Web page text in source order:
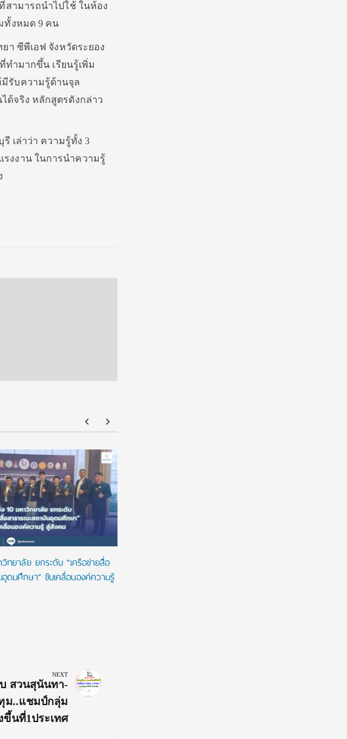
สามารถนำไปใช้ ในห้อง
ทั้งหมด 9 คน
า ซีพีเอฟ จังหวัดระยอง
ทำมากขึ้น เรียนรู้เพิ่ม
รับความรู้ด้านจุล
ด้จริง หลักสูตรดังกล่าว
เล่าว่า ความรู้ทั้ง 3
งงาน ในการนำความรู้
ทยาลัย ยกระดับ “เครือข่ายสื่อ
ดมศึกษา” ขับเคลื่อนองค์ความรู้
NEXT
สวนสุนันทา-
ม..แชมป์กลุ่ม
ขึ้นที่1ประเทศ